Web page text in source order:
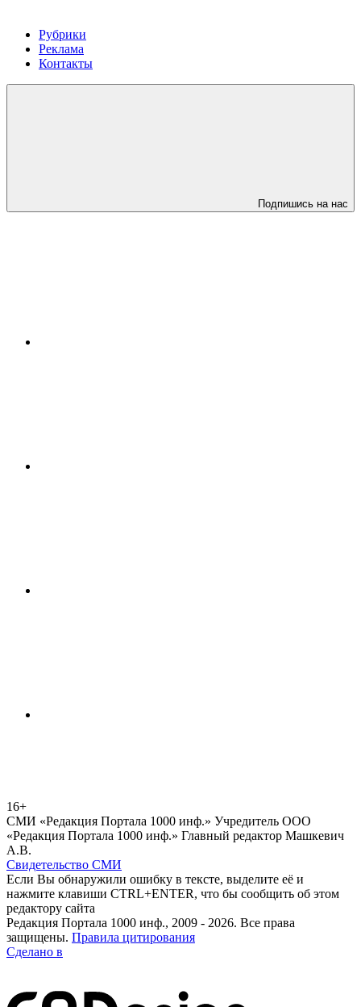
Рубрики
Реклама
Контакты
Подпишись на нас
16+
СМИ «Редакция Портала 1000 инф.» Учредитель ООО
«Редакция Портала 1000 инф.» Главный редактор Машкевич
А.В.
Свидетельство СМИ
Если Вы обнаружили ошибку в тексте, выделите её и
нажмите клавиши CTRL+ENTER, что бы сообщить об этом
редактору сайта
Редакция Портала 1000 инф., 2009 - 2026. Все права
защищены. Правила цитирования
Сделано в